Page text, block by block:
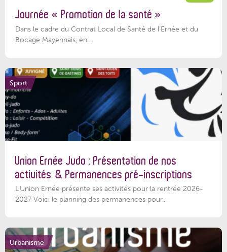
Journée « Promotion de la santé »
Dans le cadre du Contrat Local de Santé de l’Ernée et du
Bocage Mayennais, en...
Sport
Union Ernée Judo : Présentation de nos
activités & Permanences pré-inscriptions
L'Union Ernée présente ses activités pour la rentrée 2026-
2027 Voici le planning des permanences pour...
Urbanisme